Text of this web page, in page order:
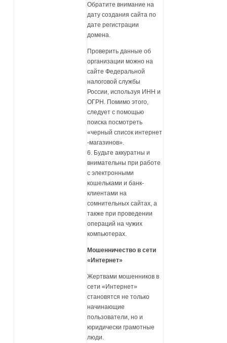
Обратите внимание на
дату создания сайта по
дате регистрации
домена.
Проверить данные об
организации можно на
сайте Федеральной
налоговой службы
России, используя ИНН и
ОГРН. Помимо этого,
следует с помощью
поиска посмотреть
«черный список интернет
-магазинов».
6. Будьте аккуратны и
внимательны при работе
с электронными
кошельками и банк-
клиентами на
сомнительных сайтах, а
также при проведении
операций на чужих
компьютерах.
Мошенничество в сети
«Интернет»
Жертвами мошенников в
сети «Интернет»
становятся не только
начинающие
пользователи, но и
юридически грамотные
люди.